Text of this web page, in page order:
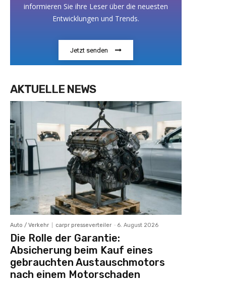
informieren Sie ihre Leser über die neuesten
Entwicklungen und Trends.
Jetzt senden
AKTUELLE NEWS
Auto / Verkehr carpr presseverteiler - 6. August 2026
Die Rolle der Garantie:
Absicherung beim Kauf eines
gebrauchten Austauschmotors
nach einem Motorschaden